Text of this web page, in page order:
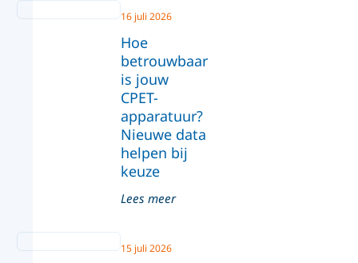
Hoe
betrouwbaar
is jouw
CPET-
apparatuur?
Nieuwe data
helpen bij
keuze
16 juli 2026
Lees meer
15 juli 2026